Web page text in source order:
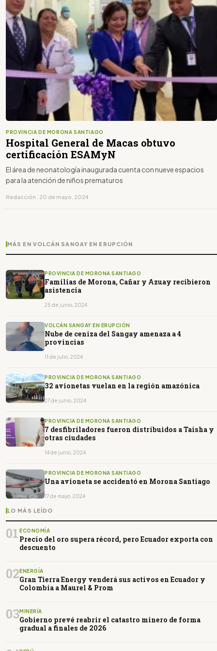
PROVINCIA DE MORONA SANTIAGO
Hospital General de Macas obtuvo
certificación ESAMyN
El área de neonatología inaugurada cuenta con nueve espacios
para la atención de niños prematuros
Redacción · 20 de mayo, 2024
MÁS EN VOLCÁN SANGAY EN ERUPCIÓN
PROVINCIA DE MORONA SANTIAGO
Familias de Morona, Cañar y Azuay recibieron
asistencia
25 de junio, 2024
VOLCÁN SANGAY EN ERUPCIÓN
Nube de ceniza del Sangay amenaza a 4
provincias
11 de julio, 2024
PROVINCIA DE MORONA SANTIAGO
32 avionetas vuelan en la región amazónica
27 de junio, 2024
PROVINCIA DE MORONA SANTIAGO
7 desfibriladores fueron distribuidos a Taisha y
otras ciudades
14 de junio, 2024
PROVINCIA DE MORONA SANTIAGO
Una avioneta se accidentó en Morona Santiago
17 de mayo, 2024
LO MÁS LEÍDO
01 ECONOMÍA
Precio del oro supera récord, pero Ecuador exporta con
descuento
02ENERGÍA
Gran Tierra Energy venderá sus activos en Ecuador y
Colombia a Maurel & Prom
03MINERÍA
Gobierno prevé reabrir el catastro minero de forma
gradual a finales de 2026